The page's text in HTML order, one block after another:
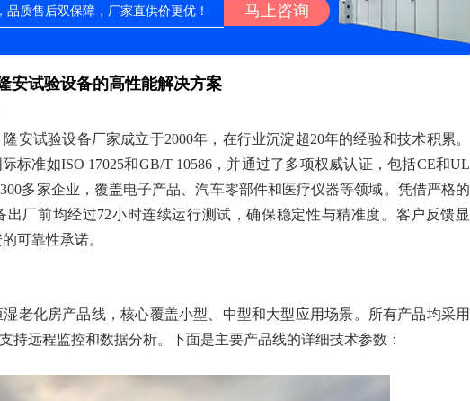
质售后双保障，厂家直供价更优！ 马上咨询
安试验设备的高性能解决方案
安试验设备厂家成立于2000年，在行业沉淀超20年的经验和技术积累。
标准如ISO 17025和GB/T 10586，并通过了多项权威认证，包括CE和UL
多家企业，覆盖电子产品、汽车零部件和医疗仪器等领域。凭借严格的
厂前均经过72小时连续运行测试，确保稳定性与精准度。客户反馈显
可靠性承诺。
老化房产品线，核心覆盖小型、中型和大型应用场景。所有产品均采用
持远程监控和数据分析。下面是主要产品线的详细技术参数：